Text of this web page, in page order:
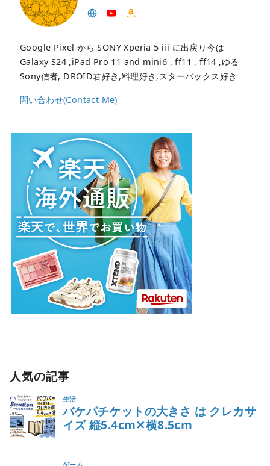
Google Pixel から SONY Xperia 5 iii に出戻り今は
Galaxy S24 ,iPad Pro 11 and mini6 , ff11 , ff14 ,ゆる
Sony信者, DROID君好き,料理好き,スターバックス好き
問い合わせ(Contact Me)
人気の記事